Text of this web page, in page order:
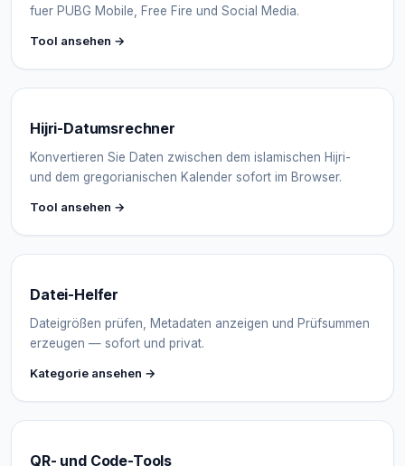
fuer PUBG Mobile, Free Fire und Social Media.
Tool ansehen →
Hijri-Datumsrechner
Konvertieren Sie Daten zwischen dem islamischen Hijri-
und dem gregorianischen Kalender sofort im Browser.
Tool ansehen →
Datei-Helfer
Dateigrößen prüfen, Metadaten anzeigen und Prüfsummen
erzeugen — sofort und privat.
Kategorie ansehen →
QR- und Code-Tools